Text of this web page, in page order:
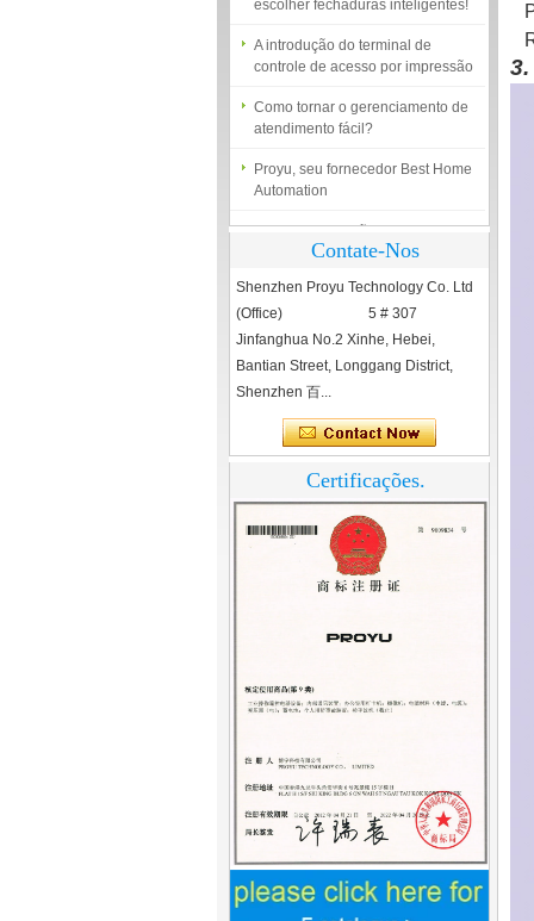
controle de acesso por impressão
digital
atendimento fácil?
Automation
sistema de controle de acesso
essenciais para a segurança
Qual é o sistema de controle de
Contate-Nos
Shenzhen Proyu Technology Co. Ltd
(Office) 5 # 307
Jinfanghua No.2 Xinhe, Hebei,
Bantian Street, Longgang District,
Shenzhen 百...
Certificações.
3.5 polegadas Home